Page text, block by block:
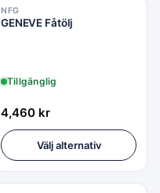
NFG
GENEVE Fåtölj
Tillgänglig
4,460 kr
Välj alternativ